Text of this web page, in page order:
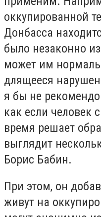
оккупированной
Донбасса
было незаконно
может им
длящееся
я бы не
как если человек
время решает
выглядит
Борис Бабин.
При этом, он
живут на